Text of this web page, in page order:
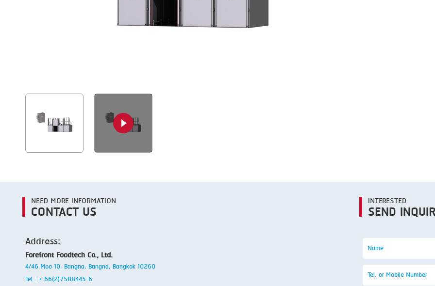
MEMBRANING
PACKING
TRAY DENESTER
NEED MORE INFORMATION
CONTACT US
Address:
Forefront Foodtech Co., Ltd.
4/46 Moo 10, Bangna, Bangna, Bangkok 10260
Tel : + 66(2)7588445-6
INTERESTED
SEND